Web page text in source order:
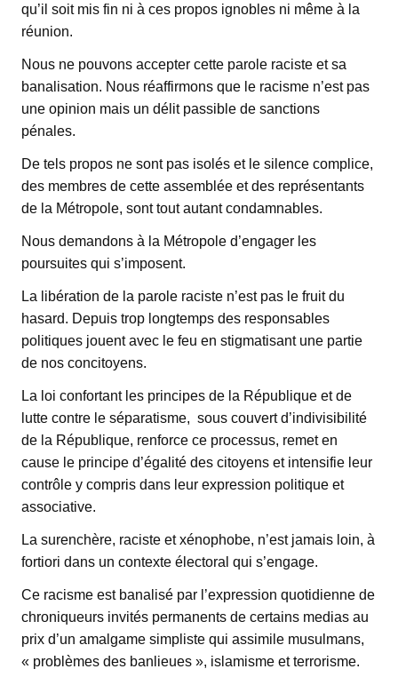
qu’il soit mis fin ni à ces propos ignobles ni même à la
réunion.
Nous ne pouvons accepter cette parole raciste et sa
banalisation. Nous réaffirmons que le racisme n’est pas
une opinion mais un délit passible de sanctions
pénales.
De tels propos ne sont pas isolés et le silence complice,
des membres de cette assemblée et des représentants
de la Métropole, sont tout autant condamnables.
Nous demandons à la Métropole d’engager les
poursuites qui s’imposent.
La libération de la parole raciste n’est pas le fruit du
hasard. Depuis trop longtemps des responsables
politiques jouent avec le feu en stigmatisant une partie
de nos concitoyens.
La loi confortant les principes de la République et de
lutte contre le séparatisme, sous couvert d’indivisibilité
de la République, renforce ce processus, remet en
cause le principe d’égalité des citoyens et intensifie leur
contrôle y compris dans leur expression politique et
associative.
La surenchère, raciste et xénophobe, n’est jamais loin, à
fortiori dans un contexte électoral qui s’engage.
Ce racisme est banalisé par l’expression quotidienne de
chroniqueurs invités permanents de certains medias au
prix d’un amalgame simpliste qui assimile musulmans,
« problèmes des banlieues », islamisme et terrorisme.